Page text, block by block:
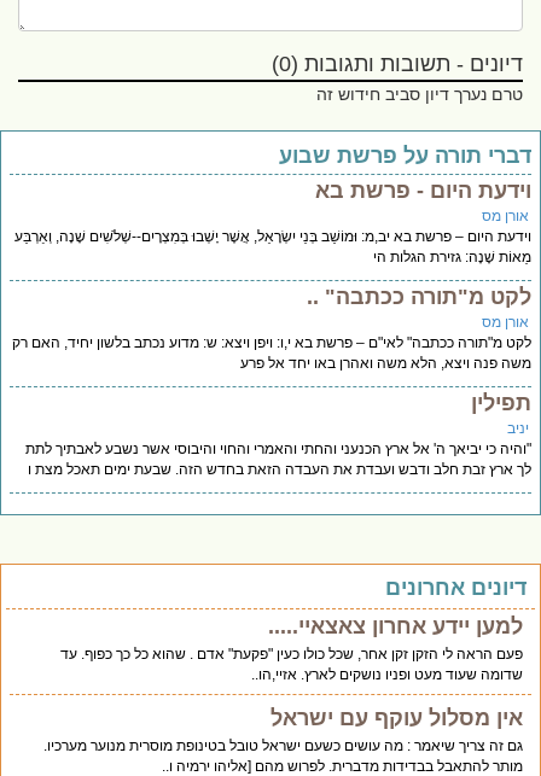
דיונים - תשובות ותגובות (0)
טרם נערך דיון סביב חידוש זה
תורה על פרשת שבוע
היום - פרשת בא
מס
היום – פרשת בא יב,מ: וּמוֹשַׁב בְּנֵי יִשְׂרָאֵל, אֲשֶׁר יָשְׁבוּ בְּמִצְרָיִם--שְׁלֹשִׁים שָׁנָה, וְאַרְבַּע
שָׁנָה: גזירת הגלות הי
מ"תורה ככתבה" ..
מס
מ"תורה ככתבה" לאי"ם – פרשת בא י,ו: ויפן ויצא: ש: מדוע נכתב בלשון יחיד, האם רק
פנה ויצא, הלא משה ואהרן באו יחד אל פרע
כי יביאך ה' אל ארץ הכנעני והחתי והאמרי והחוי והיבוסי אשר נשבע לאבתיך לתת
ארץ זבת חלב ודבש ועבדת את העבדה הזאת בחדש הזה. שבעת ימים תאכל מצת ו
אחרונים
למען יידע אחרון צאצאיי.....
פעם הראה לי הזקן זקן אחר, שכל כולו כעין "פקעת" אדם . שהוא כל כך כפוף. עד
שדומה שעוד מעט ופניו נושקים לארץ. אזיי,הו..
אין מסלול עוקף עם ישראל
גם זה צריך שיאמר : מה עושים כשעם ישראל טובל בטינופת מוסרית מנוער מערכיו.
מותר להתאבל בבדידות מדברית. לפרוש מהם [אליהו ירמיה ו..